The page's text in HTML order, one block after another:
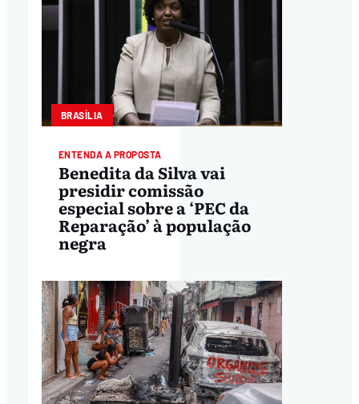
BRASÍLIA
ENTENDA A PROPOSTA
Benedita da Silva vai
presidir comissão
especial sobre a ‘PEC da
Reparação’ à população
negra